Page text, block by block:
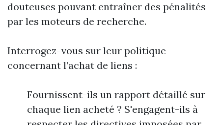
douteuses pouvant entraîner des pénalités
par les moteurs de recherche.
Interrogez-vous sur leur politique
concernant l’achat de liens :
Fournissent-ils un rapport détaillé sur
chaque lien acheté ? S'engagent-ils à